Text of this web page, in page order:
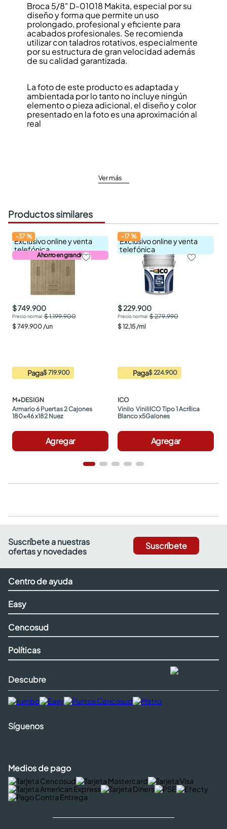
Broca 5/8" D-01018 Makita, especial por su
diseño y forma que permite un uso
prolongado, profesional y eficiente para
acabados profesionales. Se recomienda
utilizar con taladros rotativos, especialmente
por su estructura de gran velocidad además
de su calidad garantizada.
La foto de este producto es adaptada y
ambientada por lo tanto no incluye ningún
elemento o pieza adicional, el diseño y color
presentado en la foto es una aproximación al
real
Ver más
Productos similares
Exclusivo online y venta
telefónica
Ahorro en grande
-37%
$ 749.900
$ 1.199.900
$749.900 /un
Paga$ 719.900
M+DESIGN
Armario 6 Puertas 2 Cajones
180x46 x182 Nuez
Agregar
Exclusivo online y venta
telefónica
-17%
$ 229.900
$ 279.990
$12,15 /ml
Paga$ 224.900
ICO
Vinilo  ViniliICO Tipo 1 Acrílica
Blanco x5Galones
Agregar
Suscríbete a nuestras
ofertas y novedades
Suscríbete
Centro de ayuda
Easy
Cencosud
Políticas
Descubre
Síguenos
Medios de pago